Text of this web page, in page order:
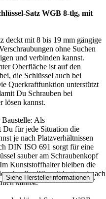
Satz WGB 8-tlg, mit
deckt mit 8 bis 19 mm gängige
ohne Suchen
und verbinden kannst.
Oberfläche ist auf den
die Schlüssel auch bei
Querkraftfunktion unterstützt
Du Schrauben bei
lösen kannst.
Baustelle: Als
Du für jede Situation die
je nach Platzverhältnissen
DIN ISO 691 sorgt für eine
sauber am Schraubenkopf
Kunststoffhalter bleiben die
schnell griffbereit hast und nach
kannst.
Siehe Herstellerinformationen .